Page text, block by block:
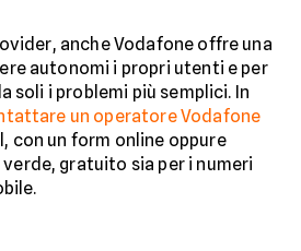
anche Vodafone offre una
autonomi i propri utenti e per
soli i problemi più semplici. In
un operatore Vodafone
con un form online oppure
gratuito sia per i numeri